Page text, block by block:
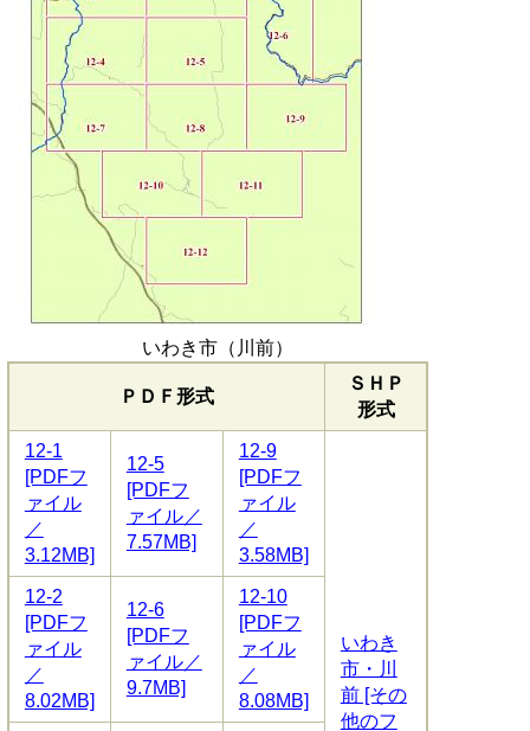
いわき市（川前）
ＰＤＦ形式
ＳＨＰ
形式
12-1
[PDFフ
ァイル
／
3.12MB]
12-5
[PDFフ
ァイル／
7.57MB]
12-9
[PDFフ
ァイル
／
3.58MB]
いわき
市・川
前 [その
他のフ
12-2
[PDFフ
ァイル
／
8.02MB]
12-6
[PDFフ
ァイル／
9.7MB]
12-10
[PDFフ
ァイル
／
8.08MB]